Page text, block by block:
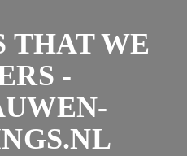
THAT WE
-